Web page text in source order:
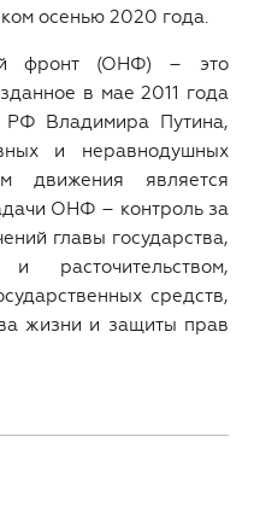
осенью 2020 года.
фронт (ОНФ) – это
в мае 2011 года
РФ Владимира Путина,
и неравнодушных
движения является
ОНФ – контроль за
главы государства,
средств,
жизни и защиты прав